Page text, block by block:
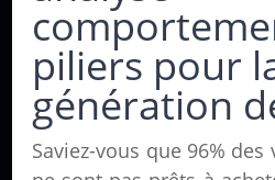
piliers pour
génération
Saviez-vous que 96%